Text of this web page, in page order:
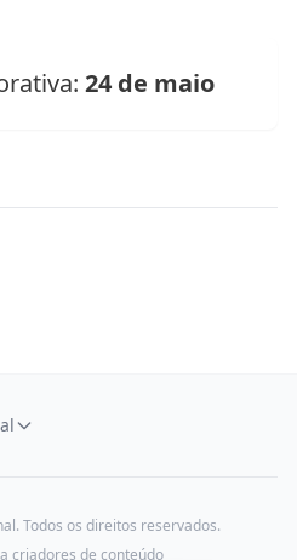
24 de maio
Todos os direitos reservados.
criadores de conteúdo